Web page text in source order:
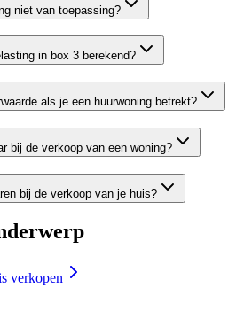
niet van toepassing?
in box 3 berekend?
als je een huurwoning betrekt?
bij de verkoop van een woning?
bij de verkoop van je huis?
verkopen